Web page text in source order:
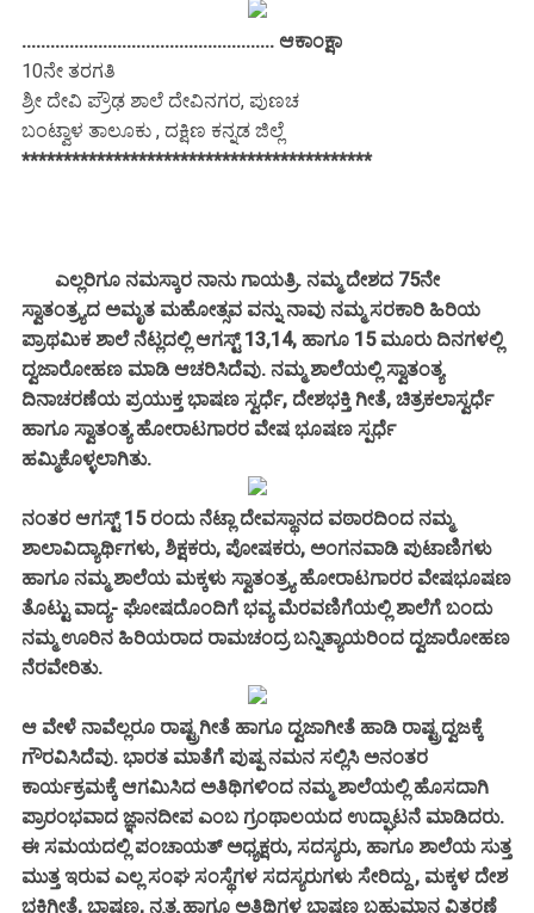
..................................................... ಆಕಾಂಕ್ಷಾ
10ನೇ ತರಗತಿ
ಶ್ರೀ ದೇವಿ ಪ್ರೌಢ ಶಾಲೆ ದೇವಿನಗರ, ಪುಣಚ
ಬಂಟ್ವಾಳ ತಾಲೂಕು , ದಕ್ಷಿಣ ಕನ್ನಡ ಜಿಲ್ಲೆ
******************************************
ಎಲ್ಲರಿಗೂ ನಮಸ್ಕಾರ ನಾನು ಗಾಯತ್ರಿ. ನಮ್ಮ ದೇಶದ 75ನೇ
ಸ್ವಾತಂತ್ರ್ಯದ ಅಮೃತ ಮಹೋತ್ಸವ ವನ್ನು ನಾವು ನಮ್ಮ ಸರಕಾರಿ ಹಿರಿಯ
ಪ್ರಾಥಮಿಕ ಶಾಲೆ ನೆಟ್ಲದಲ್ಲಿ ಆಗಸ್ಟ್ 13,14, ಹಾಗೂ 15 ಮೂರು ದಿನಗಳಲ್ಲಿ
ದ್ವಜಾರೋಹಣ ಮಾಡಿ ಆಚರಿಸಿದೆವು. ನಮ್ಮ ಶಾಲೆಯಲ್ಲಿ ಸ್ವಾತಂತ್ಯ
ದಿನಾಚರಣೆಯ ಪ್ರಯುಕ್ತ ಭಾಷಣ ಸ್ವರ್ಧೆ, ದೇಶಭಕ್ತಿ ಗೀತೆ, ಚಿತ್ರಕಲಾಸ್ವರ್ಧೆ
ಹಾಗೂ ಸ್ವಾತಂತ್ಯ ಹೋರಾಟಗಾರರ ವೇಷ ಭೂಷಣ ಸ್ಪರ್ಧೆ
ಹಮ್ಮಿಕೊಳ್ಳಲಾಗಿತು.
ನಂತರ ಆಗಸ್ಟ್ 15 ರಂದು ನೆಟ್ಲಾ ದೇವಸ್ಥಾನದ ವಠಾರದಿಂದ ನಮ್ಮ
ಶಾಲಾವಿದ್ಯಾರ್ಥಿಗಳು, ಶಿಕ್ಷಕರು, ಪೋಷಕರು, ಅಂಗನವಾಡಿ ಪುಟಾಣಿಗಳು
ಹಾಗೂ ನಮ್ಮ ಶಾಲೆಯ ಮಕ್ಕಳು ಸ್ವಾತಂತ್ರ್ಯ ಹೋರಾಟಗಾರರ ವೇಷಭೂಷಣ
ತೊಟ್ಟು ವಾದ್ಯ- ಘೋಷದೊಂದಿಗೆ ಭವ್ಯ ಮೆರವಣಿಗೆಯಲ್ಲಿ ಶಾಲೆಗೆ ಬಂದು
ನಮ್ಮ ಊರಿನ ಹಿರಿಯರಾದ ರಾಮಚಂದ್ರ ಬನ್ನಿತ್ಯಾಯರಿಂದ ದ್ವಜಾರೋಹಣ
ನೆರವೇರಿತು.
ಆ ವೇಳೆ ನಾವೆಲ್ಲರೂ ರಾಷ್ಟ್ರಗೀತೆ ಹಾಗೂ ದ್ವಜಾಗೀತೆ ಹಾಡಿ ರಾಷ್ಟ್ರದ್ವಜಕ್ಕೆ
ಗೌರವಿಸಿದೆವು. ಭಾರತ ಮಾತೆಗೆ ಪುಷ್ಪ ನಮನ ಸಲ್ಲಿಸಿ ಅನಂತರ
ಕಾರ್ಯಕ್ರಮಕ್ಕೆ ಆಗಮಿಸಿದ ಅತಿಥಿಗಳಿಂದ ನಮ್ಮ ಶಾಲೆಯಲ್ಲಿ ಹೊಸದಾಗಿ
ಪ್ರಾರಂಭವಾದ ಜ್ಞಾನದೀಪ ಎಂಬ ಗ್ರಂಥಾಲಯದ ಉದ್ಘಾಟನೆ ಮಾಡಿದರು.
ಈ ಸಮಯದಲ್ಲಿ ಪಂಚಾಯತ್ ಅಧ್ಯಕ್ಷರು, ಸದಸ್ಯರು, ಹಾಗೂ ಶಾಲೆಯ ಸುತ್ತ
ಮುತ್ತ ಇರುವ ಎಲ್ಲ ಸಂಘ ಸಂಸ್ಥೆಗಳ ಸದಸ್ಯರುಗಳು ಸೇರಿದ್ದು , ಮಕ್ಕಳ ದೇಶ
ಭಕ್ತಿಗೀತೆ, ಭಾಷಣ, ನೃತ್ಯ ಹಾಗೂ ಅತಿಥಿಗಳ ಭಾಷಣ ಬಹುಮಾನ ವಿತರಣೆ